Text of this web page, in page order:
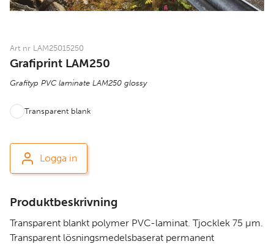
Art nr LAM25015250
Grafiprint LAM250
Grafityp PVC laminate LAM250 glossy
Transparent blank
Logga in
Produktbeskrivning
Transparent blankt polymer PVC-laminat. Tjocklek 75 µm.
Transparent lösningsmedelsbaserat permanent